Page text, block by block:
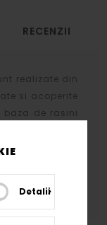
Detalii
RECENZII
realizate din
si acoperite
baza de rasini
tehnologie